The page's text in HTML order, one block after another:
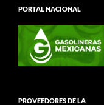
PORTAL NACIONAL
PROVEEDORES DE LA